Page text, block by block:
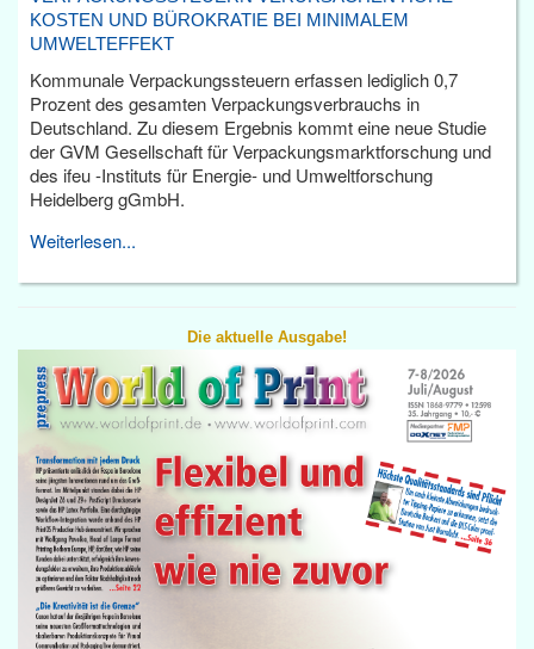
KOSTEN UND BÜROKRATIE BEI MINIMALEM
UMWELTEFFEKT
Kommunale Verpackungssteuern erfassen lediglich 0,7
Prozent des gesamten Verpackungsverbrauchs in
Deutschland. Zu diesem Ergebnis kommt eine neue Studie
der GVM Gesellschaft für Verpackungsmarktforschung und
des ifeu -Instituts für Energie- und Umweltforschung
Heidelberg gGmbH.
Weiterlesen...
Die aktuelle Ausgabe!